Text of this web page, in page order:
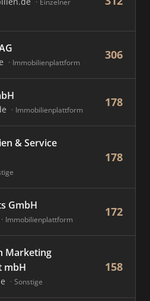
Einzelner
Immobilienplattform
306
Immobilienplattform
178
& Service
178
GmbH
Immobilienplattform
172
Marketing
mbH
Sonstige
158